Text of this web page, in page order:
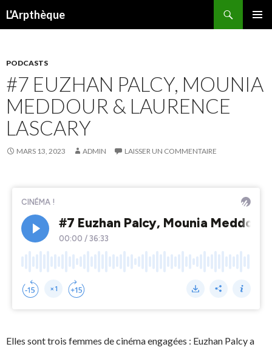
L'Arpthèque
PODCASTS
#7 EUZHAN PALCY, MOUNIA
MEDDOUR & LAURENCE
LASCARY
MARS 13, 2023 ADMIN LAISSER UN COMMENTAIRE
Elles sont trois femmes de cinéma engagées : Euzhan Palcy a